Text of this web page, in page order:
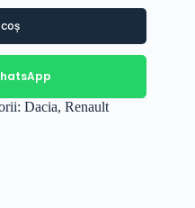
Dacia, Renault